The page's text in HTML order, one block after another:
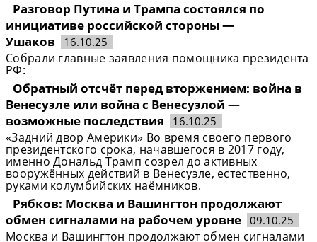
Разговор Путина и Трампа состоялся по
инициативе российской стороны —
Ушаков
16.10.25
Собрали главные заявления помощника президента
РФ:
Обратный отсчёт перед вторжением: война в
Венесуэле или война с Венесуэлой —
возможные последствия
16.10.25
«Задний двор Америки» Во время своего первого
президентского срока, начавшегося в 2017 году,
именно Дональд Трамп созрел до активных
вооружённых действий в Венесуэле, естественно,
руками колумбийских наёмников.
Рябков: Москва и Вашингтон продолжают
обмен сигналами на рабочем уровне 09.10.25
Москва и Вашингтон продолжают обмен сигналами